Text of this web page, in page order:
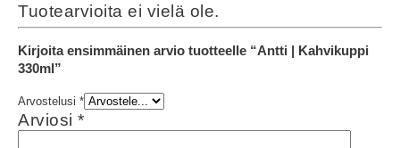
Tuotearvioita ei vielä ole.
Kirjoita ensimmäinen arvio tuotteelle “Antti | Kahvikuppi
330ml”
Arvostelusi *
Arviosi *